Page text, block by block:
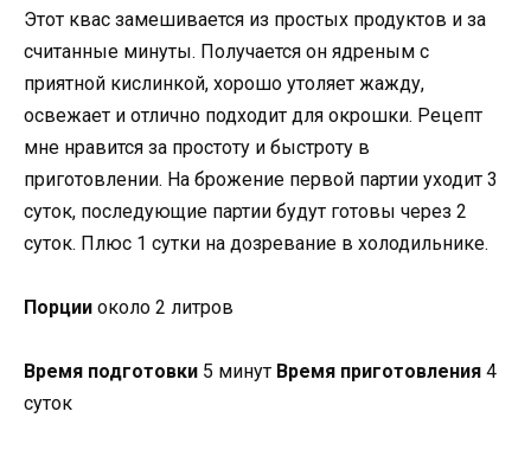
Этот квас замешивается из простых продуктов и за
считанные минуты. Получается он ядреным с
приятной кислинкой, хорошо утоляет жажду,
освежает и отлично подходит для окрошки. Рецепт
мне нравится за простоту и быстроту в
приготовлении. На брожение первой партии уходит 3
суток, последующие партии будут готовы через 2
суток. Плюс 1 сутки на дозревание в холодильнике.
Порции около 2 литров
Время подготовки 5 минут Время приготовления 4
суток